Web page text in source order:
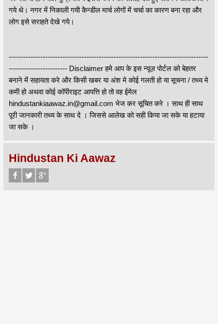
गये थे। नगर में निकाली गयी कैन्डील मार्च लोगों में चर्चा का कारण बना रहा और
लोग इसे सराहते देखे गये।
----------------------------------------------------------------------------------
------------------------ Disclaimer हमे आप के इस न्यूज़ पोर्टल को बेहतर
बनाने में सहायता करे और किसी खबर या अंश मे कोई गलती हो या सूचना / तथ्य मे
कमी हो अथवा कोई कॉपीराइट आपत्ति हो तो वह ईमेल
hindustankiaawaz.in@gmail.com भेज कर सूचित करे । साथ ही साथ
पूरी जानकारी तथ्य के साथ दे । जिससे आलेख को सही किया जा सके या हटाया
जा सके ।
Hindustan Ki Aawaz